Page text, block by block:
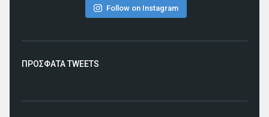
Follow on Instagram
ΠΡΟΣΦΑΤΑ TWEETS